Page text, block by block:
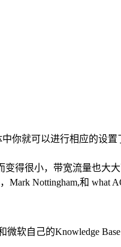
就可以进行相应的设置
得很小，带宽流量也大
Nottingham,和 what
自己的Knowledge